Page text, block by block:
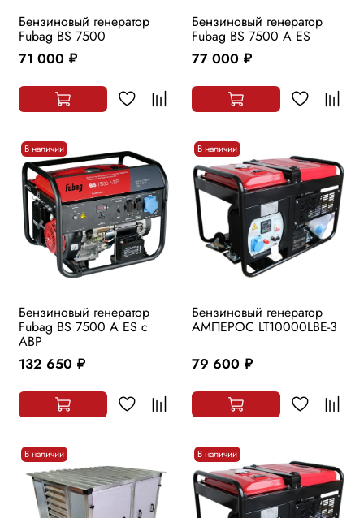
Бензиновый генератор
Fubag BS 7500
71 000 руб.
Бензиновый генератор
Fubag BS 7500 A ES
77 000 руб.
В наличии
Бензиновый генератор
Fubag BS 7500 A ES с
АВР
132 650 руб.
В наличии
Бензиновый генератор
АМПЕРОС LT10000LBE-3
79 600 руб.
В наличии В наличии